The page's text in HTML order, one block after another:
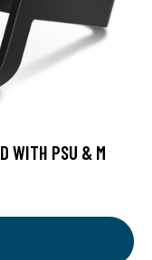
WITH PSU & M